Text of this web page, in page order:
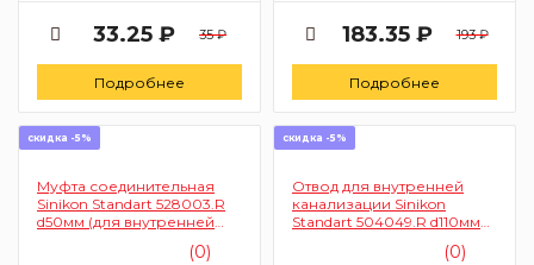
33.25 ₽ 35 ₽
Подробнее
183.35 ₽ 193 ₽
Подробнее
скидка -5%
Муфта соединительная
Sinikon Standart 528003.R
d50мм (для внутренней
(0)
скидка -5%
Отвод для внутренней
канализации Sinikon
Standart 504049.R d110мм
(0)